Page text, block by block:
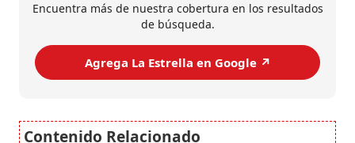
Encuentra más de nuestra cobertura en los resultados
de búsqueda.
Agrega La Estrella en Google ↗️